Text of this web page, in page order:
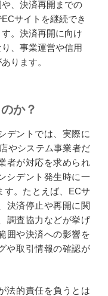
、決済再開までの
サイトを継続でき
。決済再開に向け
、事業運営や信用
ります。
か？
デントでは、実際に
やシステム事業者だ
者が対応を求められ
シデント発生時に一
す。たとえば、ECサ
決済停止や再開に関
調査協力などが挙げ
囲や決済への影響を
や取引情報の確認が
法的責任を負うとは